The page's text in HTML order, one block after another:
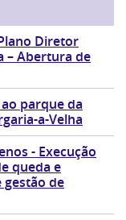
Diretor
– Abertura de
parque da
a-Velha
- Execução
queda e
de